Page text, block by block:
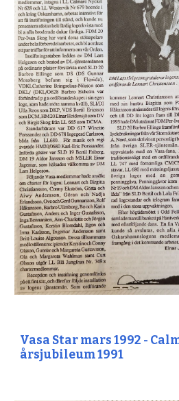
Vasa Star mars 1992 -
årsjubileum 1991